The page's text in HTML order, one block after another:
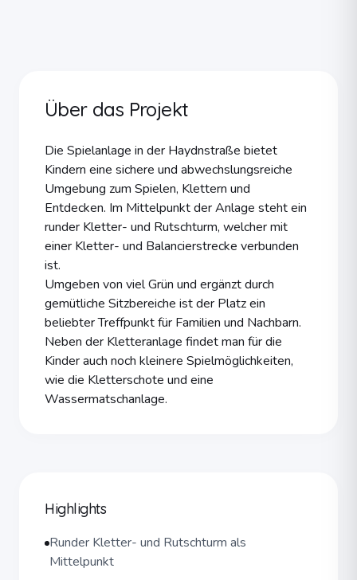
Schulen (Grundschule bis Oberstufe)
StÃ¤dte und Kommunen (Ã¶ffentliche SpielplÃ¤tze)
Freizeit und Tourismus (Hotels, Ferienanlagen)
Planer und GaLaBauer (B2B-Partner)
Kontakt
034381 â 45 944
info@naturholz-spielplatz.de
https://www.naturholz-spielplatz.de
Über das Projekt
Die Spielanlage in der Haydnstraße bietet
Kindern eine sichere und abwechslungsreiche
Umgebung zum Spielen, Klettern und
Entdecken. Im Mittelpunkt der Anlage steht ein
runder Kletter- und Rutschturm, welcher mit
einer Kletter- und Balancierstrecke verbunden
ist.
Umgeben von viel Grün und ergänzt durch
gemütliche Sitzbereiche ist der Platz ein
beliebter Treffpunkt für Familien und Nachbarn.
Neben der Kletteranlage findet man für die
Kinder auch noch kleinere Spielmöglichkeiten,
wie die Kletterschote und eine
Wassermatschanlage.
Highlights
Runder Kletter- und Rutschturm als
Mittelpunkt